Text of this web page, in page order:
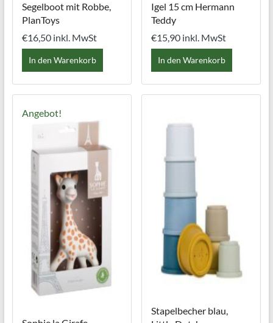
Segelboot mit Robbe,
PlanToys
€16,50 inkl. MwSt
In den Warenkorb
Igel 15 cm Hermann
Teddy
€15,90 inkl. MwSt
In den Warenkorb
Angebot!
Stapelbecher blau,